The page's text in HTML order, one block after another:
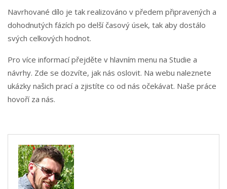
Navrhované dílo je tak realizováno v předem připravených a
dohodnutých fázích po delší časový úsek, tak aby dostálo
svých celkových hodnot.
Pro více informací přejděte v hlavním menu na Studie a
návrhy. Zde se dozvíte, jak nás oslovit. Na webu naleznete
ukázky našich prací a zjistíte co od nás očekávat. Naše práce
hovoří za nás.